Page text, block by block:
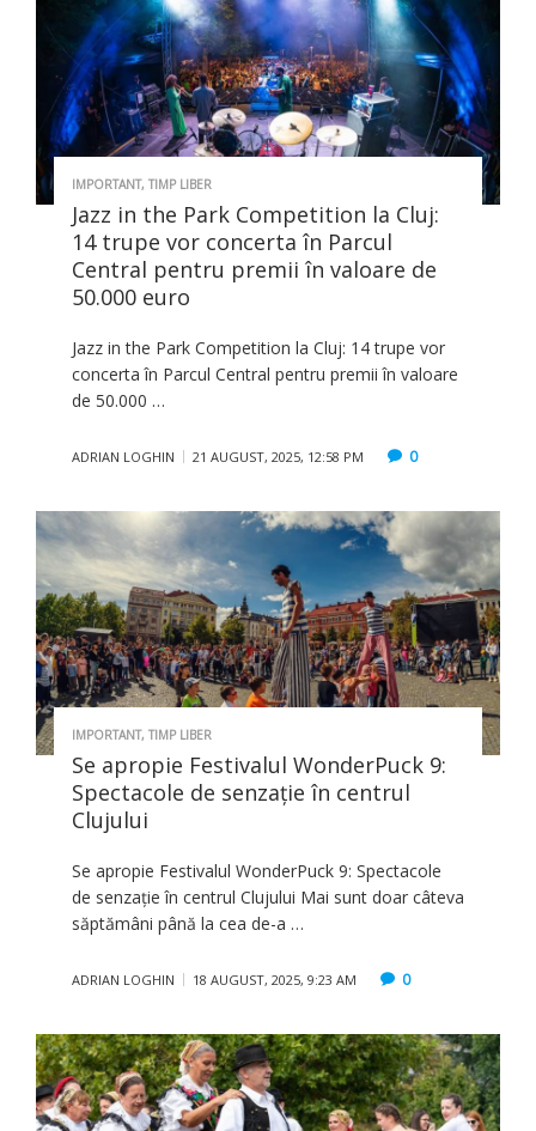
IMPORTANT, TIMP LIBER
Jazz in the Park Competition la Cluj:
14 trupe vor concerta în Parcul
Central pentru premii în valoare de
50.000 euro
Jazz in the Park Competition la Cluj: 14 trupe vor
concerta în Parcul Central pentru premii în valoare
de 50.000 …
ADRIAN LOGHIN 21 AUGUST, 2025, 12:58 PM 0
IMPORTANT, TIMP LIBER
Se apropie Festivalul WonderPuck 9:
Spectacole de senzație în centrul
Clujului
Se apropie Festivalul WonderPuck 9: Spectacole
de senzație în centrul Clujului Mai sunt doar câteva
săptămâni până la cea de-a …
ADRIAN LOGHIN 18 AUGUST, 2025, 9:23 AM 0